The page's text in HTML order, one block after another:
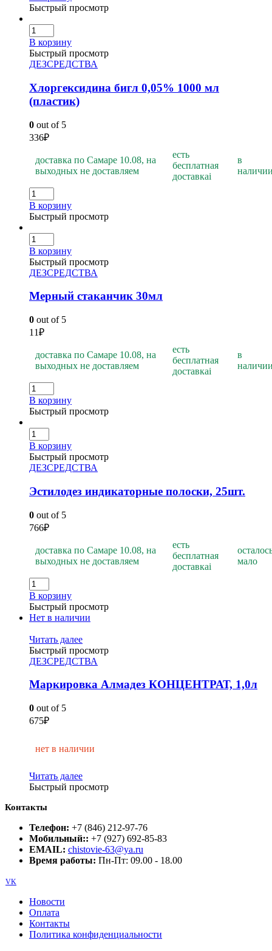
Быстрый просмотр
В корзину
Быстрый просмотр
ДЕЗСРЕДСТВА
Хлоргексидина бигл 0,05% 1000 мл
(пластик)
0 out of 5
336₽
доставка по Самаре 10.08, на
выходных не доставляем
есть
бесплатная
доставкаi
в
В корзину
Быстрый просмотр
В корзину
Быстрый просмотр
ДЕЗСРЕДСТВА
Мерный стаканчик 30мл
0 out of 5
11₽
доставка по Самаре 10.08, на
выходных не доставляем
есть
бесплатная
доставкаi
в
В корзину
Быстрый просмотр
В корзину
Быстрый просмотр
ДЕЗСРЕДСТВА
Эстилодез индикаторные полоски, 25шт.
0 out of 5
766₽
доставка по Самаре 10.08, на
выходных не доставляем
есть
бесплатная
доставкаi
мало
В корзину
Быстрый просмотр
Нет в наличии
Читать далее
Быстрый просмотр
ДЕЗСРЕДСТВА
Маркировка Алмадез КОНЦЕНТРАТ, 1,0л
0 out of 5
675₽
нет в наличии
Читать далее
Быстрый просмотр
Контакты
Телефон: +7 (846) 212-97-76
Мобильный:: +7 (927) 692-85-83
EMAIL: chistovie-63@ya.ru
Время работы: Пн-Пт: 09.00 - 18.00
VK
Новости
Оплата
Контакты
Политика конфиденциальности